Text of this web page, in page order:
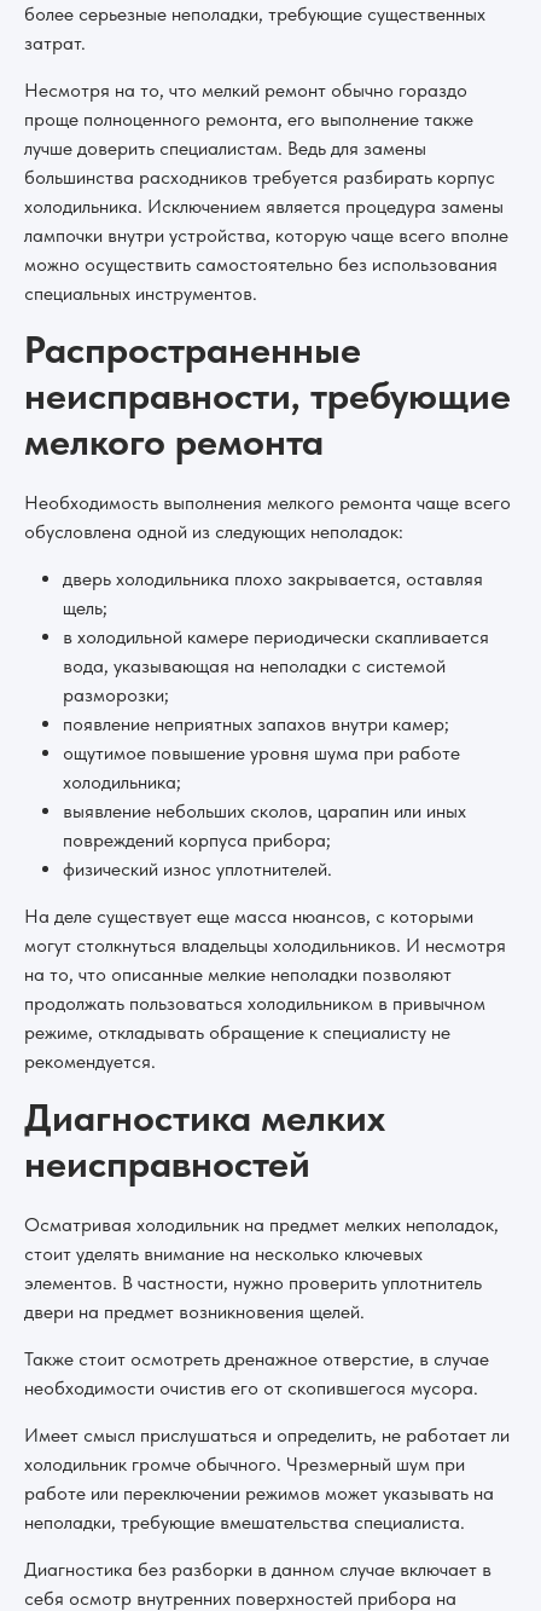
более серьезные неполадки, требующие существенных
затрат.
Несмотря на то, что мелкий ремонт обычно гораздо
проще полноценного ремонта, его выполнение также
лучше доверить специалистам. Ведь для замены
большинства расходников требуется разбирать корпус
холодильника. Исключением является процедура замены
лампочки внутри устройства, которую чаще всего вполне
можно осуществить самостоятельно без использования
специальных инструментов.
Распространенные
неисправности, требующие
мелкого ремонта
Необходимость выполнения мелкого ремонта чаще всего
обусловлена одной из следующих неполадок:
дверь холодильника плохо закрывается, оставляя
щель;
в холодильной камере периодически скапливается
вода, указывающая на неполадки с системой
разморозки;
появление неприятных запахов внутри камер;
ощутимое повышение уровня шума при работе
холодильника;
выявление небольших сколов, царапин или иных
повреждений корпуса прибора;
физический износ уплотнителей.
На деле существует еще масса нюансов, с которыми
могут столкнуться владельцы холодильников. И несмотря
на то, что описанные мелкие неполадки позволяют
продолжать пользоваться холодильником в привычном
режиме, откладывать обращение к специалисту не
рекомендуется.
Диагностика мелких
неисправностей
Осматривая холодильник на предмет мелких неполадок,
стоит уделять внимание на несколько ключевых
элементов. В частности, нужно проверить уплотнитель
двери на предмет возникновения щелей.
Также стоит осмотреть дренажное отверстие, в случае
необходимости очистив его от скопившегося мусора.
Имеет смысл прислушаться и определить, не работает ли
холодильник громче обычного. Чрезмерный шум при
работе или переключении режимов может указывать на
неполадки, требующие вмешательства специалиста.
Диагностика без разборки в данном случае включает в
себя осмотр внутренних поверхностей прибора на